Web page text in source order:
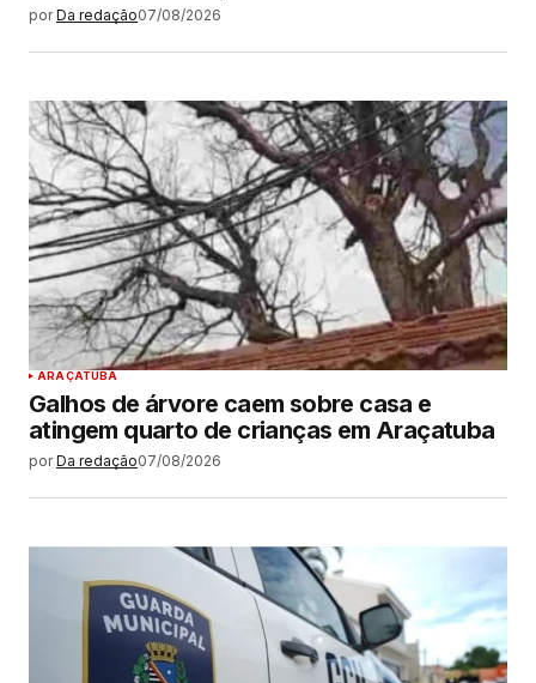
por Da redação07/08/2026
ARAÇATUBA
Galhos de árvore caem sobre casa e
atingem quarto de crianças em Araçatuba
por Da redação07/08/2026